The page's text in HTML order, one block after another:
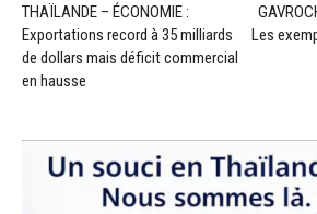
THAÏLANDE – ÉCONOMIE :
Exportations record à 35 milliards
de dollars mais déficit commercial
en hausse
Les